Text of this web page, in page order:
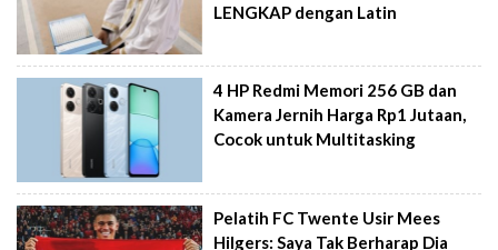
LENGKAP dengan Latin
4 HP Redmi Memori 256 GB dan
Kamera Jernih Harga Rp1 Jutaan,
Cocok untuk Multitasking
Pelatih FC Twente Usir Mees
Hilgers: Saya Tak Berharap Dia